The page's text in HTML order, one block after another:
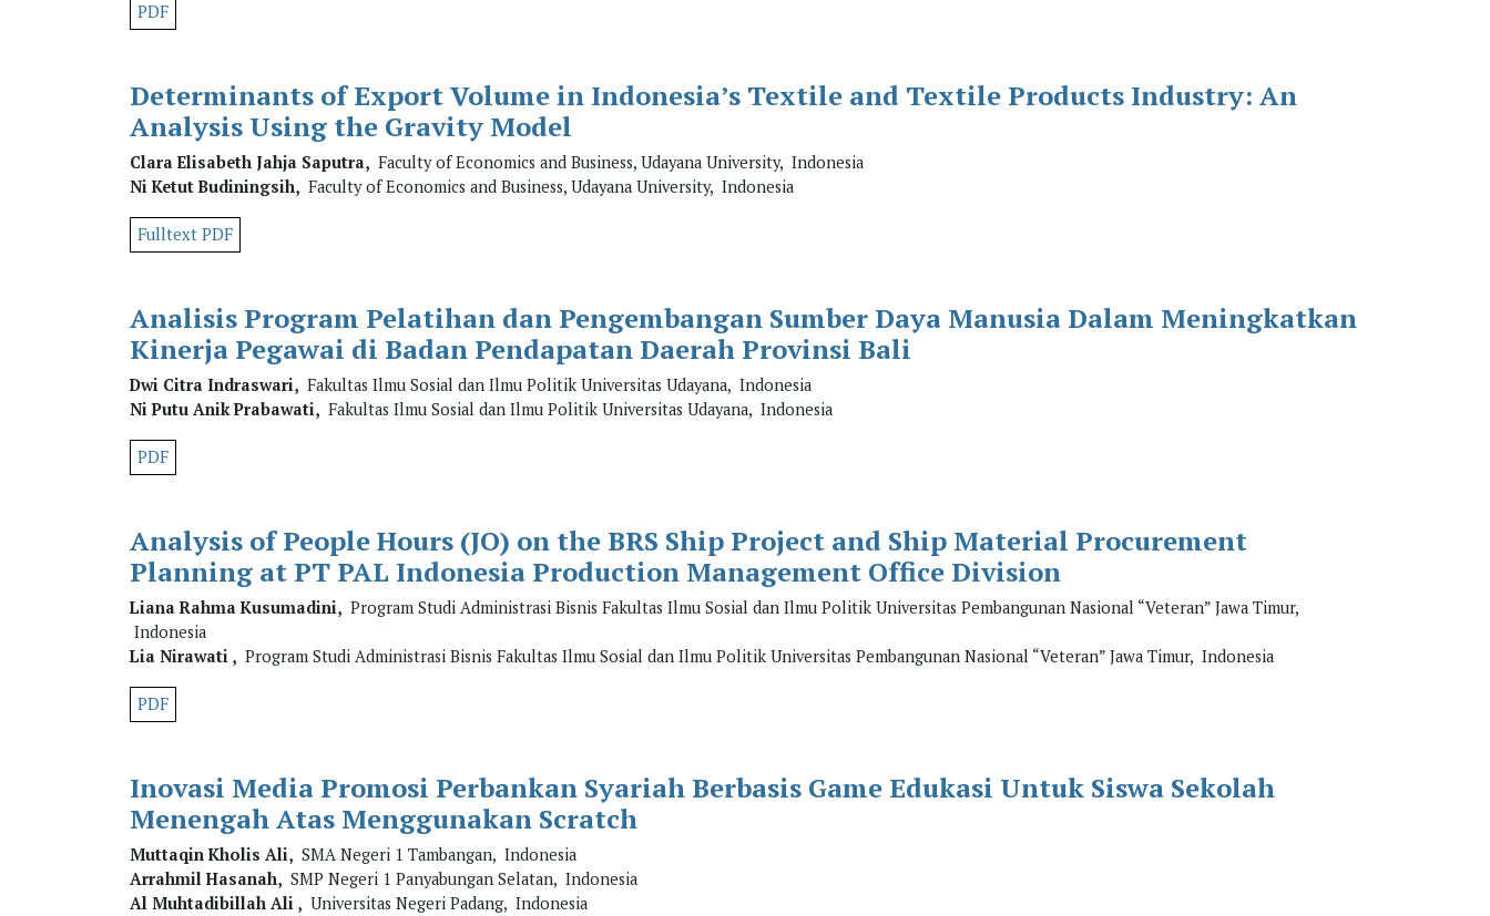
PDF
Determinants of Export Volume in Indonesia’s Textile and Textile Products Industry: An
Analysis Using the Gravity Model
Clara Elisabeth Jahja Saputra, Faculty of Economics and Business, Udayana University, Indonesia
Ni Ketut Budiningsih, Faculty of Economics and Business, Udayana University, Indonesia
Fulltext PDF
Analisis Program Pelatihan dan Pengembangan Sumber Daya Manusia Dalam Meningkatkan
Kinerja Pegawai di Badan Pendapatan Daerah Provinsi Bali
Dwi Citra Indraswari, Fakultas Ilmu Sosial dan Ilmu Politik Universitas Udayana, Indonesia
Ni Putu Anik Prabawati, Fakultas Ilmu Sosial dan Ilmu Politik Universitas Udayana, Indonesia
PDF
Analysis of People Hours (JO) on the BRS Ship Project and Ship Material Procurement
Planning at PT PAL Indonesia Production Management Office Division
Liana Rahma Kusumadini, Program Studi Administrasi Bisnis Fakultas Ilmu Sosial dan Ilmu Politik Universitas Pembangunan Nasional “Veteran” Jawa Timur,
Indonesia
Lia Nirawati , Program Studi Administrasi Bisnis Fakultas Ilmu Sosial dan Ilmu Politik Universitas Pembangunan Nasional “Veteran” Jawa Timur, Indonesia
PDF
Inovasi Media Promosi Perbankan Syariah Berbasis Game Edukasi Untuk Siswa Sekolah
Menengah Atas Menggunakan Scratch
Muttaqin Kholis Ali, SMA Negeri 1 Tambangan, Indonesia
Arrahmil Hasanah, SMP Negeri 1 Panyabungan Selatan, Indonesia
Al Muhtadibillah Ali , Universitas Negeri Padang, Indonesia